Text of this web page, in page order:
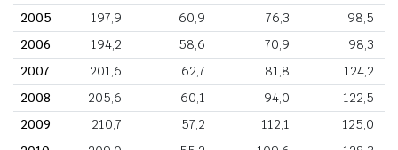
2005
197,9 60,9 76,3
98,5
2006
194,2 58,6 70,9
98,3
2007
201,6 62,7 81,8
124,2
2008
205,6 60,1 94,0
122,5
2009
210,7 57,2 112,1
125,0